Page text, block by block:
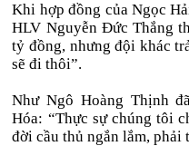
Khi hợp đồng của Ngọc
HLV Nguyễn Đức Thắng
tỷ đồng, nhưng đội khác
sẽ đi thôi”.
Như Ngô Hoàng Thịnh
Hóa: “Thực sự chúng tôi
đời cầu thủ ngắn lắm, phải